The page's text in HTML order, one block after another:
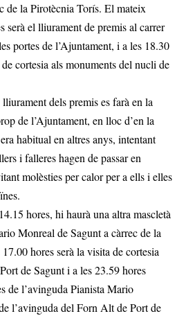
de la Pirotècnia Torís. El mateix
serà el lliurament de premis al carrer
portes de l’Ajuntament, i a les 18.30
cortesia als monuments del nucli de
dels premis es farà en la
de l’Ajuntament, en lloc d’en la
habitual en altres anys, intentant
i falleres hagen de passar en
molèsties per calor per a ells i elles
hores, hi haurà una altra mascletà
Monreal de Sagunt a càrrec de la
hores serà la visita de cortesia
de Sagunt i a les 23.59 hores
de l’avinguda Pianista Mario
l’avinguda del Forn Alt de Port de